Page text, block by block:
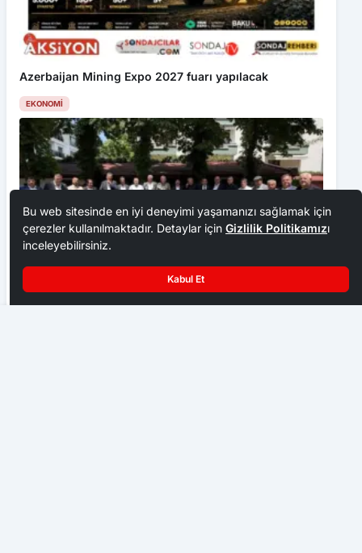
Azerbaijan Mining Expo 2027 fuarı yapılacak
EKONOMI
Ankara Ziraat Odaları; hububat alım fiyatları çiftçimizi
Bu web sitesinde en iyi deneyimi yaşamanızı sağlamak için
çerezler kullanılmaktadır. Detaylar için Gizlilik Politikamızı
inceleyebilirsiniz.
Kabul Et